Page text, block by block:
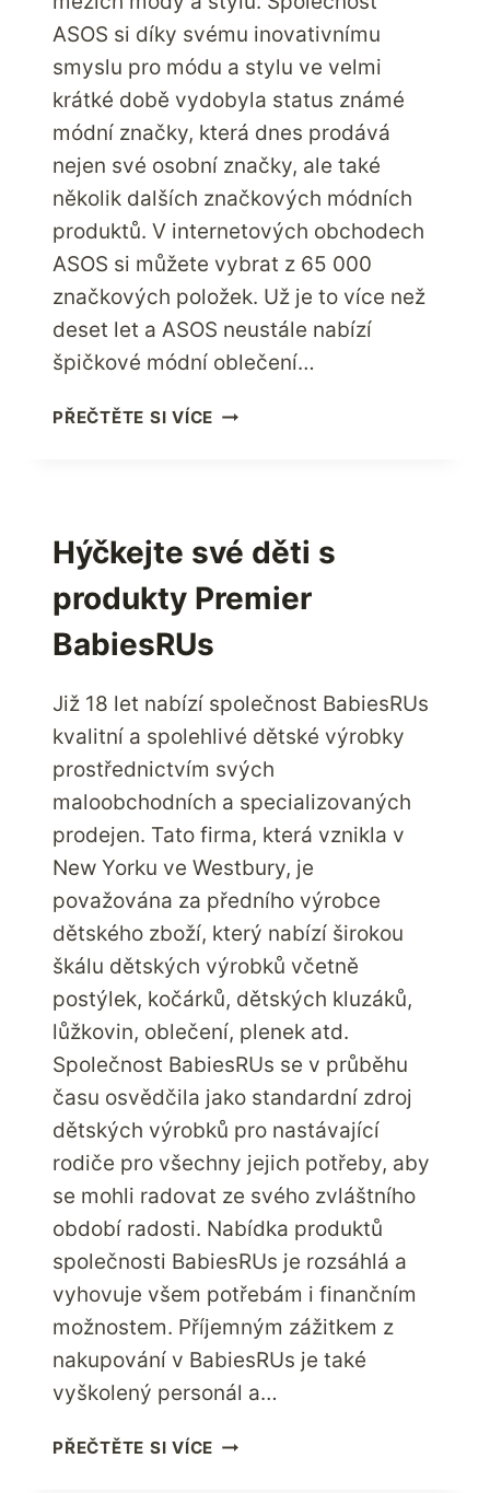
ASOS si díky svému inovativnímu
smyslu pro módu a stylu ve velmi
krátké době vydobyla status známé
módní značky, která dnes prodává
nejen své osobní značky, ale také
několik dalších značkových módních
produktů. V internetových obchodech
ASOS si můžete vybrat z 65 000
značkových položek. Už je to více než
deset let a ASOS neustále nabízí
špičkové módní oblečení…
PŘEČTĚTE SI VÍCE MILOVNÍCI
USA
Hýčkejte své děti s
produkty Premier
BabiesRUs
Již 18 let nabízí společnost BabiesRUs
kvalitní a spolehlivé dětské výrobky
prostřednictvím svých
maloobchodních a specializovaných
prodejen. Tato firma, která vznikla v
New Yorku ve Westbury, je
považována za předního výrobce
dětského zboží, který nabízí širokou
škálu dětských výrobků včetně
postýlek, kočárků, dětských kluzáků,
lůžkovin, oblečení, plenek atd.
Společnost BabiesRUs se v průběhu
času osvědčila jako standardní zdroj
dětských výrobků pro nastávající
rodiče pro všechny jejich potřeby, aby
se mohli radovat ze svého zvláštního
období radosti. Nabídka produktů
společnosti BabiesRUs je rozsáhlá a
vyhovuje všem potřebám i finančním
možnostem. Příjemným zážitkem z
nakupování v BabiesRUs je také
vyškolený personál a…
PŘEČTĚTE SI VÍCE HÝČKEJTE